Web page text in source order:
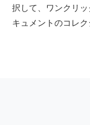
択して、ワンクリ
キュメントのコレ